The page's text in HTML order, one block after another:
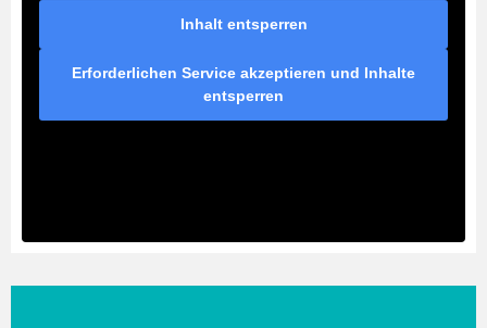
Inhalt entsperren
Erforderlichen Service akzeptieren und Inhalte
entsperren